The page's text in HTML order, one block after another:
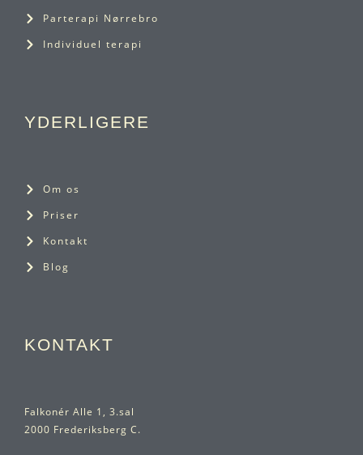
Parterapi Nørrebro
Individuel terapi
YDERLIGERE
Om os
Priser
Kontakt
Blog
KONTAKT
Falkonér Alle 1, 3.sal
2000 Frederiksberg C.